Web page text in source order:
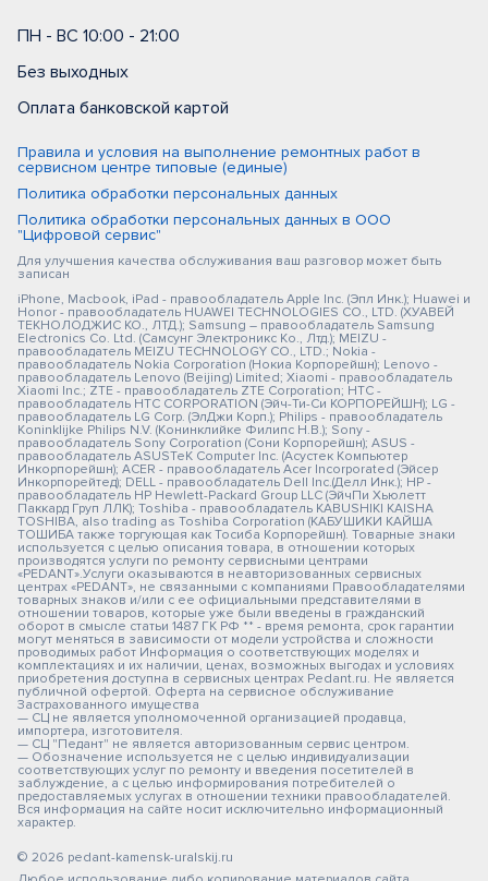
ПН - ВС 10:00 - 21:00
Без выходных
Оплата банковской картой
Правила и условия на выполнение ремонтных работ в
сервисном центре типовые (единые)
Политика обработки персональных данных
Политика обработки персональных данных в ООО
"Цифровой сервис"
Для улучшения качества обслуживания ваш разговор может быть
записан
iPhone, Macbook, iPad - правообладатель Apple Inc. (Эпл Инк.); Huawei и
Honor - правообладатель HUAWEI TECHNOLOGIES CO., LTD. (ХУАВЕЙ
ТЕКНОЛОДЖИС КО., ЛТД.); Samsung – правообладатель Samsung
Electronics Co. Ltd. (Самсунг Электроникс Ко., Лтд.); MEIZU -
правообладатель MEIZU TECHNOLOGY CO., LTD.; Nokia -
правообладатель Nokia Corporation (Нокиа Корпорейшн); Lenovo -
правообладатель Lenovo (Beijing) Limited; Xiaomi - правообладатель
Xiaomi Inc.; ZTE - правообладатель ZTE Corporation; HTC -
правообладатель HTC CORPORATION (Эйч-Ти-Си КОРПОРЕЙШН); LG -
правообладатель LG Corp. (ЭлДжи Корп.); Philips - правообладатель
Koninklijke Philips N.V. (Конинклийке Филипс Н.В.); Sony -
правообладатель Sony Corporation (Сони Корпорейшн); ASUS -
правообладатель ASUSTeK Computer Inc. (Асустек Компьютер
Инкорпорейшн); ACER - правообладатель Acer Incorporated (Эйсер
Инкорпорейтед); DELL - правообладатель Dell Inc.(Делл Инк.); HP -
правообладатель HP Hewlett-Packard Group LLC (ЭйчПи Хьюлетт
Паккард Груп ЛЛК); Toshiba - правообладатель KABUSHIKI KAISHA
TOSHIBA, also trading as Toshiba Corporation (КАБУШИКИ КАЙША
ТОШИБА также торгующая как Тосиба Корпорейшн). Товарные знаки
используется с целью описания товара, в отношении которых
производятся услуги по ремонту сервисными центрами
«PEDANT».Услуги оказываются в неавторизованных сервисных
центрах «PEDANT», не связанными с компаниями Правообладателями
товарных знаков и/или с ее официальными представителями в
отношении товаров, которые уже были введены в гражданский
оборот в смысле статьи 1487 ГК РФ ** - время ремонта, срок гарантии
могут меняться в зависимости от модели устройства и сложности
проводимых работ Информация о соответствующих моделях и
комплектациях и их наличии, ценах, возможных выгодах и условиях
приобретения доступна в сервисных центрах Pedant.ru. Не является
публичной офертой. Оферта на сервисное обслуживание
Застрахованного имущества
— СЦ не является уполномоченной организацией продавца,
импортера, изготовителя.
— СЦ "Педант" не является авторизованным сервис центром.
— Обозначение используется не с целью индивидуализации
соответствующих услуг по ремонту и введения посетителей в
заблуждение, а с целью информирования потребителей о
предоставляемых услугах в отношении техники правообладателей.
Вся информация на сайте носит исключительно информационный
характер.
© 2026 pedant-kamensk-uralskij.ru